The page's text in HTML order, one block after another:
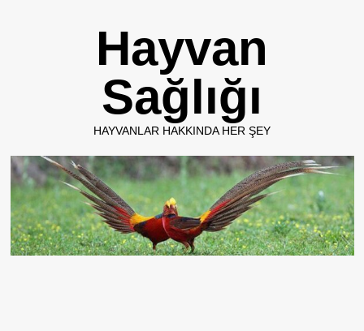
Hayvan
Sağlığı
HAYVANLAR HAKKINDA HER ŞEY